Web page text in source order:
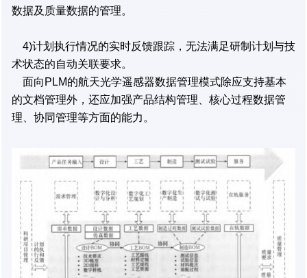
数据及质量数据的管理。
4)计划执行情况的实时反馈跟踪，无法满足研制计划与技
术状态的自动关联要求。
面向PLM的航天光学遥感器数据管理模式除应支持基本
的文档管理外，还应加强产品结构管理、核心过程数据管
理、协同管理等方面的能力。